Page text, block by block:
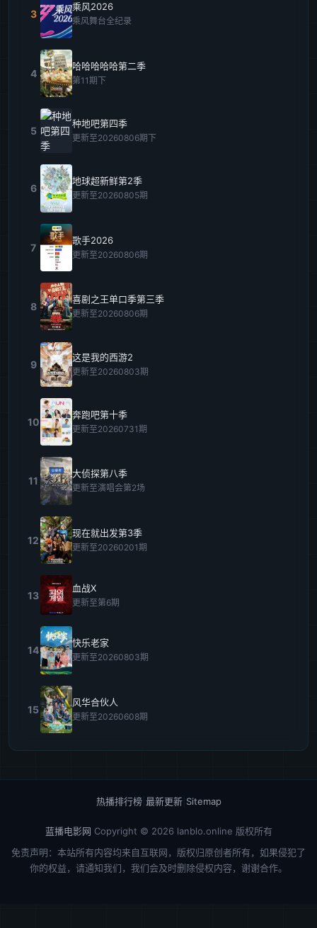
3
乘风2026
乘风舞台全纪录
4
哈哈哈哈哈第二季
第11期下
5
种地吧第四季
更新至20260806期下
6
地球超新鲜第2季
更新至20260805期
7
歌手2026
更新至20260806期
8
喜剧之王单口季第三季
更新至20260806期
9
这是我的西游2
更新至20260803期
10
奔跑吧第十季
更新至20260731期
11
大侦探第八季
更新至演唱会第2场
12
现在就出发第3季
更新至20260201期
13
血战X
更新至第6期
14
快乐老家
更新至20260803期
15
风华合伙人
更新至20260608期
热播排行榜| 最新更新| Sitemap
蓝播电影网 Copyright © 2026 lanblo.online 版权所有
免责声明：本站所有内容均来自互联网，版权归原创者所有，如果侵犯了
你的权益，请通知我们，我们会及时删除侵权内容，谢谢合作。